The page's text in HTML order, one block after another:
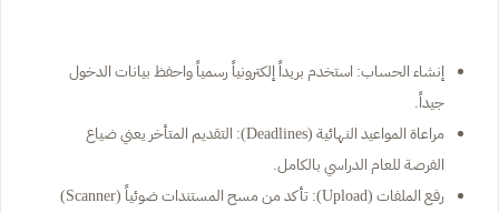
إنشاء الحساب: استخدم بريداً إلكترونياً رسمياً واحفظ بيانات الدخول
جيداً.
مراعاة المواعيد النهائية (Deadlines): التقديم المتأخر يعني ضياع
الفرصة للعام الدراسي بالكامل.
رفع الملفات (Upload): تأكد من مسح المستندات ضوئياً (Scanner)